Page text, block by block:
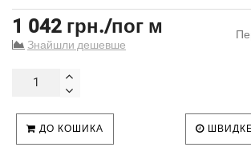
1 042 грн./пог м
Знайшли дешевше
ДО КОШИКА